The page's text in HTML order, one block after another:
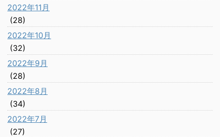
2022年11月
(28)
2022年10月
(32)
2022年9月
(28)
2022年8月
(34)
2022年7月
(27)